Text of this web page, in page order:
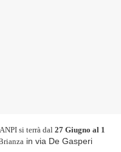
si terrà dal 27 Giugno al 1
in via De Gasperi